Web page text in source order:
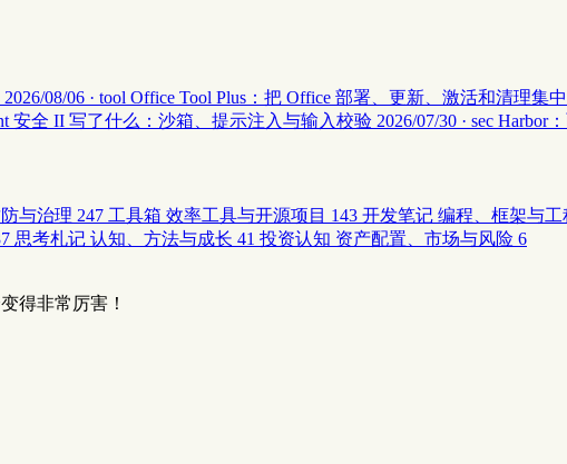
2026/08/06 · tool Office Tool Plus：把 Office 部署、更新、激活和清理集
安全 II 写了什么：沙箱、提示注入与输入校验 2026/07/30 · sec Harbor
与治理 247 工具箱 效率工具与开源项目 143 开发笔记 编程、框架与工
思考札记 认知、方法与成长 41 投资认知 资产配置、市场与风险 6
得非常厉害！